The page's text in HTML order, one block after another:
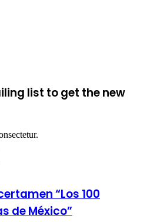
list to get the new
“Los 100
de México”